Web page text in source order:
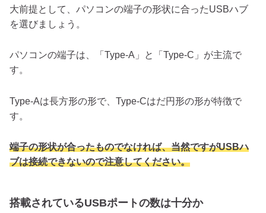
大前提として、パソコンの端子の形状に合ったUSBハブ
を選びましょう。
パソコンの端子は、「Type-A」と「Type-C」が主流で
す。
Type-Aは長方形の形で、Type-Cはだ円形の形が特徴で
す。
端子の形状が合ったものでなければ、当然ですがUSBハ
ブは接続できないので注意してください。
搭載されているUSBポートの数は十分か